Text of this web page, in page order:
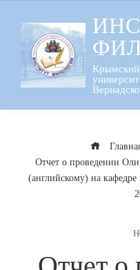
содержанию
Отчет о проведении
(английскому) на